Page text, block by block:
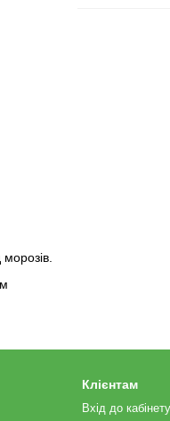
Клієнтам
Вхід до кабінету